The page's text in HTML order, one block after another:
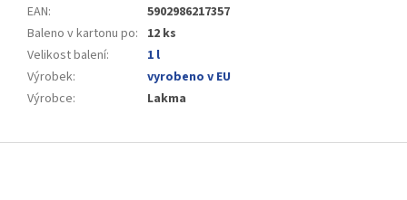
EAN:
5902986217357
Baleno v kartonu po: 12 ks
Velikost balení:
1 l
Výrobek:
vyrobeno v EU
Výrobce: Lakma